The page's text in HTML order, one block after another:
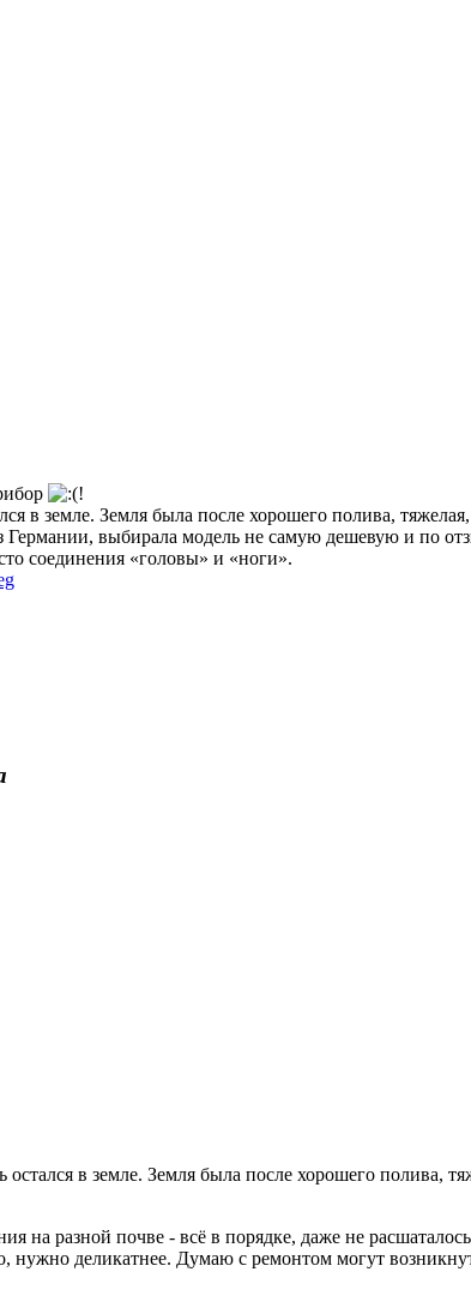
!
в земле. Земля была после хорошего полива,
Германии, выбирала модель не самую дешевую и по
соединения «головы» и «ноги».
остался в земле. Земля была после хорошего полива,
на разной почве - всё в порядке, даже не
нужно деликатнее. Думаю с ремонтом могут